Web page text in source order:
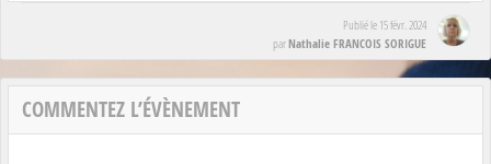
Publié le 15 févr. 2024
parNathalie FRANCOIS SORIGUE
COMMENTEZ L’ÉVÈNEMENT